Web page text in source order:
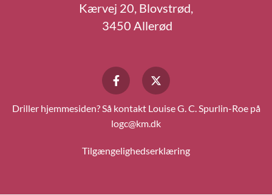
Kærvej 20, Blovstrød,
3450 Allerød
Driller hjemmesiden? Så kontakt Louise G. C. Spurlin-Roe på
logc@km.dk
Tilgængelighedserklæring